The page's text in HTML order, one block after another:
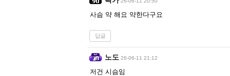
사슴 약 해요 약한다구요
답글
노도 26-06-11 21:12
저건 시슴임